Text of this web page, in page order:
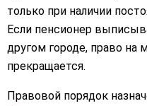
только при наличии
Если пенсионер
другом городе, право на
прекращается.
Правовой порядок